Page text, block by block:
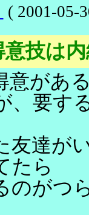
( 2001-05-
技は
意があ
、要す
友達が
たら
のが